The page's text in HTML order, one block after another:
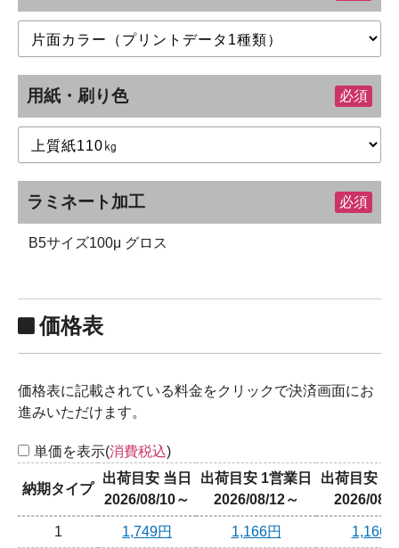
用紙・刷り色 必須
ラミネート加工 必須
B5サイズ100μ グロス
価格表
価格表に記載されている料金をクリックで決済画面にお
進みいただけます。
単価を表示(消費税込)
納期タイプ
出荷目安 当日
2026/08/10～
出荷目安 1営業日
2026/08/12～
出荷目安 2
2026/08/
1 1,749円 1,166円 1,166